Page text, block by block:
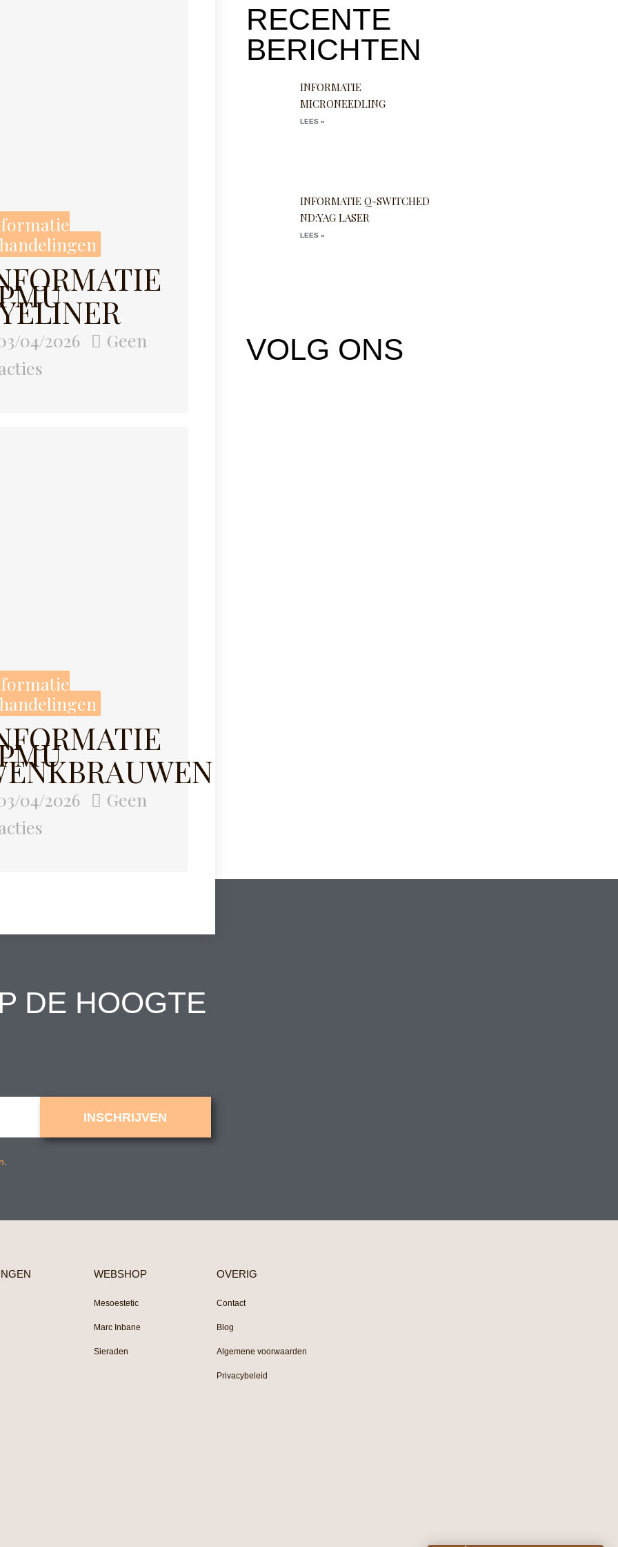
04/2026
Geen
04/2026
Geen
RECENTE
BERICHTEN
INFORMATIE
MICRONEEDLING
LEES »
INFORMATIE Q-SWITCHED
ND:YAG LASER
LEES »
VOLG ONS
DE HOOGTE
INSCHRIJVEN
WEBSHOP
Mesoestetic
Marc Inbane
Sieraden
OVERIG
Contact
Blog
Algemene voorwaarden
Privacybeleid